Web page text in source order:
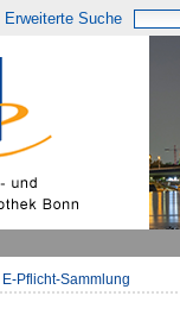
Erweiterte Suche
E-Pflicht-Sammlung